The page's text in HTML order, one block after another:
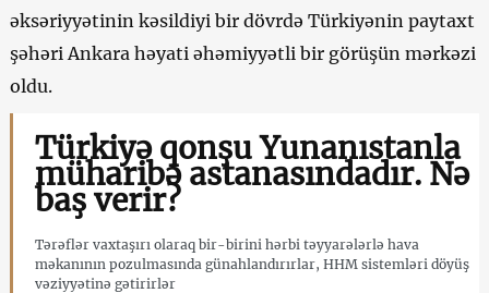
əksəriyyətinin kəsildiyi bir dövrdə Türkiyənin paytaxt
şəhəri Ankara həyati əhəmiyyətli bir görüşün mərkəzi
oldu.
Türkiyə qonşu Yunanıstanla
müharibə astanasındadır. Nə
baş verir?
Tərəflər vaxtaşırı olaraq bir-birini hərbi təyyarələrlə hava
məkanının pozulmasında günahlandırırlar, HHM sistemləri döyüş
vəziyyətinə gətirirlər